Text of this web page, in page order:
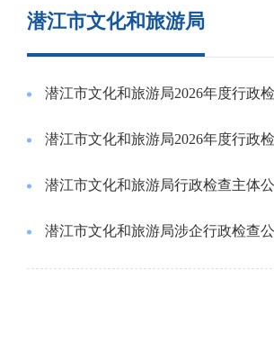
潜江市文化和旅游局
潜江市文化和旅游局2026年度行政
潜江市文化和旅游局2026年度行政
潜江市文化和旅游局行政检查主体
潜江市文化和旅游局涉企行政检查